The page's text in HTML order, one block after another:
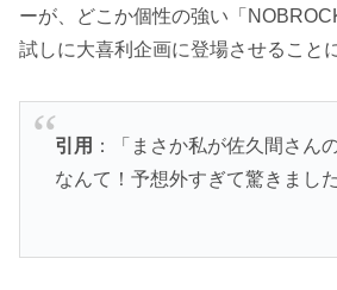
ーが、どこか個性の強い「
試しに大喜利企画に登場させること
引用 ：「まさか私が佐久間さん
なんて！予想外すぎて驚きまし